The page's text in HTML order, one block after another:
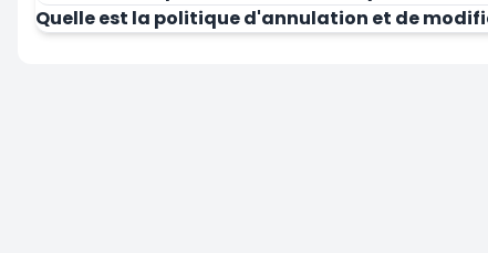
Quelle est la politique d'annulation et de